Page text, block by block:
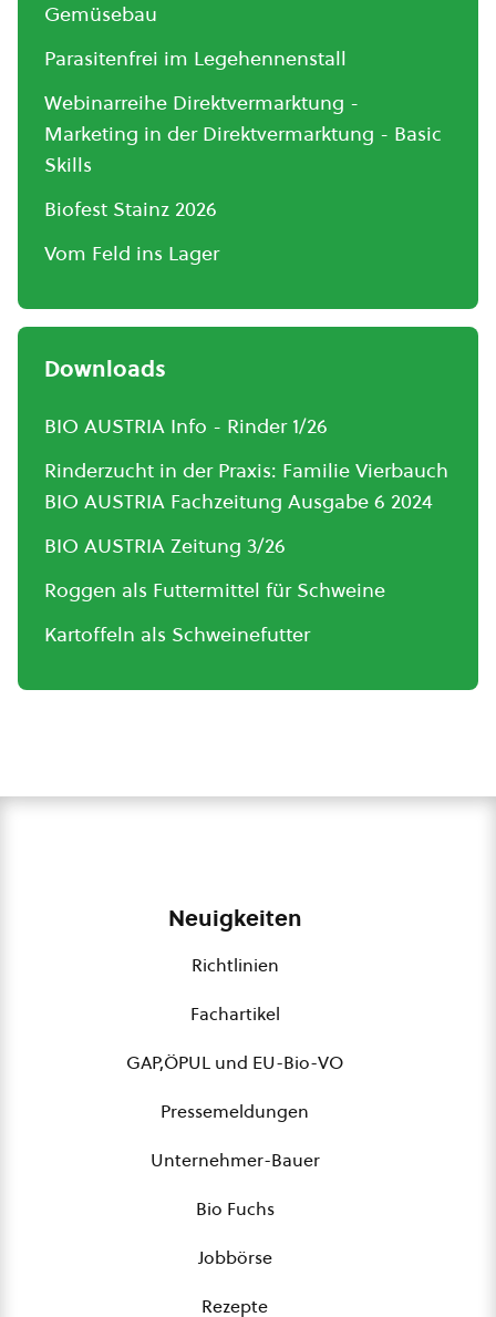
Gemüsebau
Parasitenfrei im Legehennenstall
Webinarreihe Direktvermarktung -
Marketing in der Direktvermarktung - Basic
Skills
Biofest Stainz 2026
Vom Feld ins Lager
Downloads
BIO AUSTRIA Info - Rinder 1/26
Rinderzucht in der Praxis: Familie Vierbauch
BIO AUSTRIA Fachzeitung Ausgabe 6 2024
BIO AUSTRIA Zeitung 3/26
Roggen als Futtermittel für Schweine
Kartoffeln als Schweinefutter
Neuigkeiten
Richtlinien
Fachartikel
GAP,ÖPUL und EU-Bio-VO
Pressemeldungen
Unternehmer-Bauer
Bio Fuchs
Jobbörse
Rezepte